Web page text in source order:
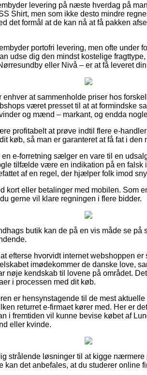
levering på næste hverdag på
Shirt, men som ikke desto mindre
det formål at de kan nå at få pakken
portofri levering, men ofte under
udse dig den mindst kostelige
eller Nivå – er at få leveret
enhver at sammenholde priser hos
været presset til at at formindske
og mænd – markant, og endda
profitabelt at prøve indtil flere e-
køb, så man er garanteret at få fat i den
e-forretning sælger en vare til en
tilfælde være en indikation på en falsk
af en regel, der hjælper folk imod
kort eller betalinger med mobilen. Som
gerne vil klare regningen i flere bidder.
butik kan de på en vis måde se på
efterse hvorvidt internet webshoppen
imødekommer de danske love,
nøje kendskab til lovene på området.
i processen med dit køb.
er hensynstagende til de mest
returret e-firmaet kører med. Her er
i fremtiden vil kunne bevise købet af
eller kvinde.
strålende løsninger til at kigge
kan det anbefales, at du studerer online